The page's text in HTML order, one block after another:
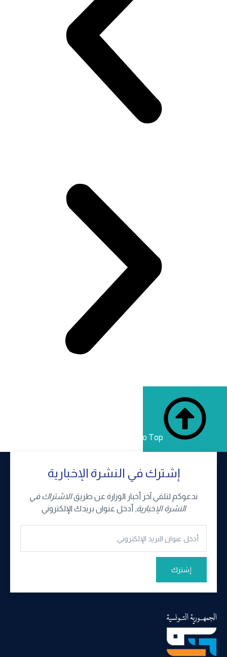
Back to Top
إشترك في النشرة الإخبارية
ندعوكم لتلقي آخر أخبار الوزارة عن طريقالاشتراك في
النشرة الإخبارية, أدخل عنوان بريدك الإلكتروني
إشترك